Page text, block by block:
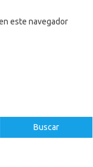
este navegador
Buscar